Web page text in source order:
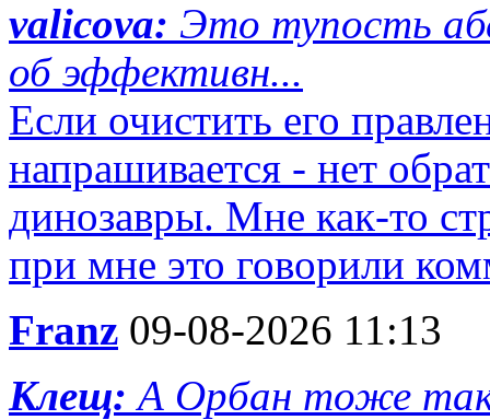
valicova: Это тупость
об эффективн...
Если очистить его
напрашивается - нет
динозавры. Мне как-то
при мне это говорили
Franz 09-08-2026 11:13
Клещ:А Орбан тоже так